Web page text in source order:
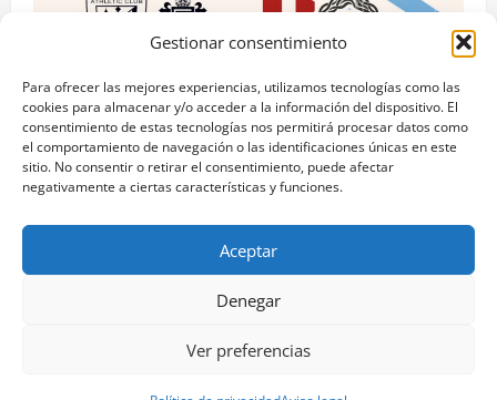
Gestionar consentimiento
Para ofrecer las mejores experiencias, utilizamos tecnologías como las
cookies para almacenar y/o acceder a la información del dispositivo. El
consentimiento de estas tecnologías nos permitirá procesar datos como
el comportamiento de navegación o las identificaciones únicas en este
sitio. No consentir o retirar el consentimiento, puede afectar
negativamente a ciertas características y funciones.
Aceptar
Denegar
Ver preferencias
RC Celta
Celta y Athletic Club unidos por el “Día das Letras
mayo 17, 2026